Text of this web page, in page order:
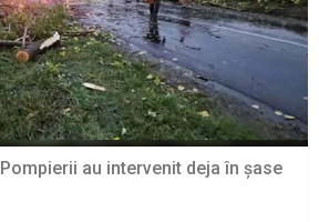
au intervenit deja în șase